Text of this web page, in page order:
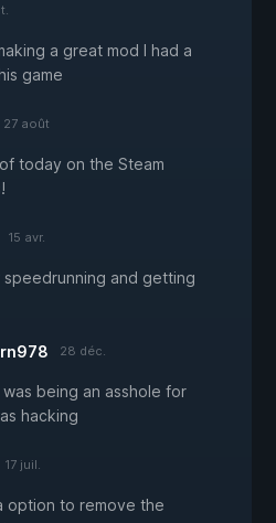
a great mod I had a
game
27 août
today on the Steam
15 avr.
and getting
28 déc.
being an asshole for
hacking
17 juil.
option to remove the